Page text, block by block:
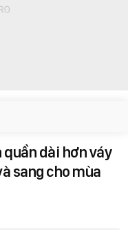
dài hơn váy
sang cho mùa